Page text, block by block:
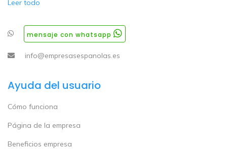
Leer todo
mensaje con whatsapp
info@empresasespanolas.es
Ayuda del usuario
Cómo funciona
Página de la empresa
Beneficios empresa